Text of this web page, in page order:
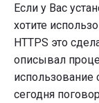
Если у Вас
хотите
HTTPS это
описывал
использование
сегодня